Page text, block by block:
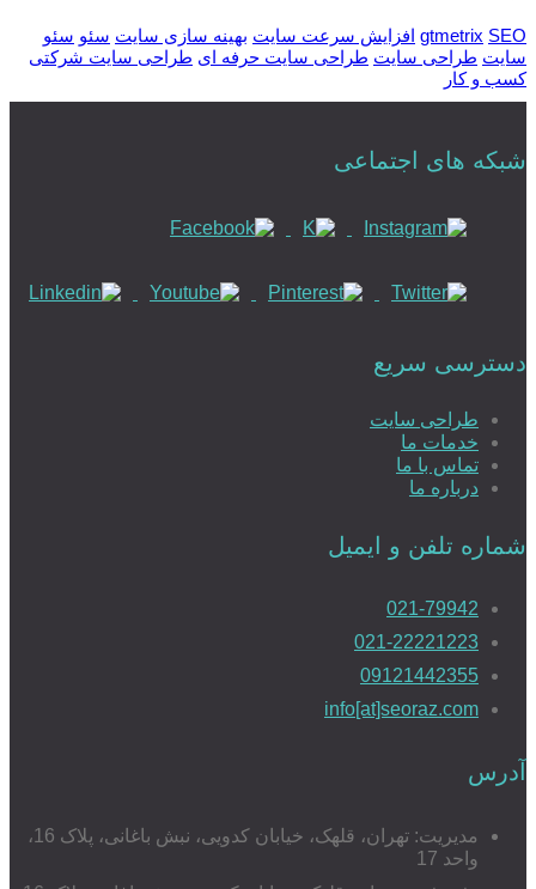
gtmetrix SEO افزایش سرعت سایت بهینه سازی سایت سئو سئو
سایت طراحی سایت طراحی سایت حرفه ای طراحی سایت شرکتی
کسب و کار
شبکه های اجتماعی
دسترسی سریع
طراحی سایت
خدمات ما
تماس با ما
درباره ما
شماره تلفن و ایمیل
021-79942
021-22221223
09121442355
info[at]seoraz.com
آدرس
مدیریت: تهران، قلهک، خیابان کدویی، نبش باغانی، پلاک 16،
واحد 17